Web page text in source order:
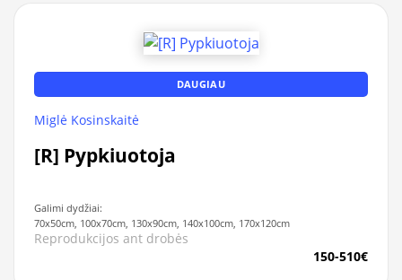
DAUGIAU
Miglė Kosinskaitė
[R] Pypkiuotoja
Galimi dydžiai:
70x50cm, 100x70cm, 130x90cm, 140x100cm, 170x120cm
Reprodukcijos ant drobės
150-510€